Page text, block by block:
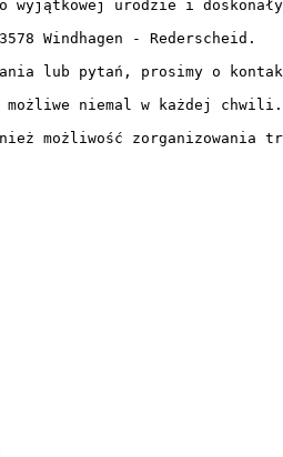
o wyjątkowej urodzie i
Windhagen - Rederscheid.
lub pytań, prosimy o
niemal w każdej
możliwość zorganizowania